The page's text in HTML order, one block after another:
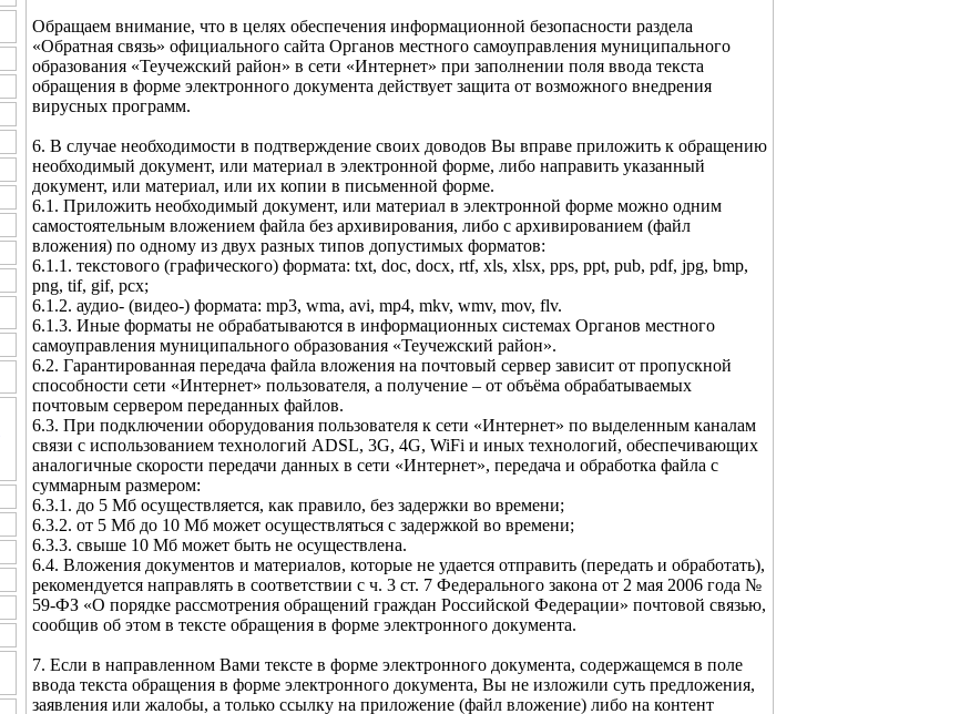
Обращаем внимание, что в целях обеспечения информационной безопасности раздела
«Обратная связь» официального сайта Органов местного самоуправления муниципального
образования «Теучежский район» в сети «Интернет» при заполнении поля ввода текста
обращения в форме электронного документа действует защита от возможного внедрения
вирусных программ.
6. В случае необходимости в подтверждение своих доводов Вы вправе приложить к обращению
необходимый документ, или материал в электронной форме, либо направить указанный
документ, или материал, или их копии в письменной форме.
6.1. Приложить необходимый документ, или материал в электронной форме можно одним
самостоятельным вложением файла без архивирования, либо с архивированием (файл
вложения) по одному из двух разных типов допустимых форматов:
6.1.1. текстового (графического) формата: txt, doc, docx, rtf, xls, xlsx, pps, ppt, pub, pdf, jpg, bmp,
png, tif, gif, pcx;
6.1.2. аудио- (видео-) формата: mp3, wma, avi, mp4, mkv, wmv, mov, flv.
6.1.3. Иные форматы не обрабатываются в информационных системах Органов местного
самоуправления муниципального образования «Теучежский район».
6.2. Гарантированная передача файла вложения на почтовый сервер зависит от пропускной
способности сети «Интернет» пользователя, а получение – от объёма обрабатываемых
почтовым сервером переданных файлов.
6.3. При подключении оборудования пользователя к сети «Интернет» по выделенным каналам
связи с использованием технологий ADSL, 3G, 4G, WiFi и иных технологий, обеспечивающих
аналогичные скорости передачи данных в сети «Интернет», передача и обработка файла с
суммарным размером:
6.3.1. до 5 Мб осуществляется, как правило, без задержки во времени;
6.3.2. от 5 Мб до 10 Мб может осуществляться с задержкой во времени;
6.3.3. свыше 10 Мб может быть не осуществлена.
6.4. Вложения документов и материалов, которые не удается отправить (передать и обработать),
рекомендуется направлять в соответствии с ч. 3 ст. 7 Федерального закона от 2 мая 2006 года №
59-ФЗ «О порядке рассмотрения обращений граждан Российской Федерации» почтовой связью,
сообщив об этом в тексте обращения в форме электронного документа.
7. Если в направленном Вами тексте в форме электронного документа, содержащемся в поле
ввода текста обращения в форме электронного документа, Вы не изложили суть предложения,
заявления или жалобы, а только ссылку на приложение (файл вложение) либо на контент